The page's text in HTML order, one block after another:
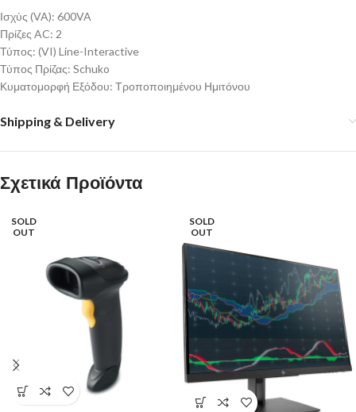
Ισχύς (VA): 600VA
Πρίζες AC: 2
Τύπος: (VI) Line-Interactive
Τύπος Πρίζας: Schuko
Κυματομορφή Εξόδου: Τροποποιημένου Ημιτόνου
Shipping & Delivery
Σχετικά Προϊόντα
SOLD
OUT
SOLD
OUT